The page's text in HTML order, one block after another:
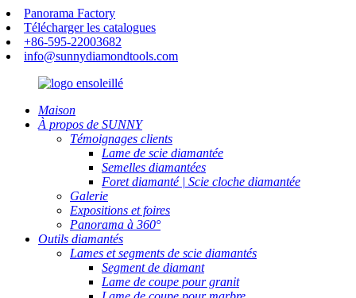
Panorama Factory
Télécharger les catalogues
+86-595-22003682
info@sunnydiamondtools.com
Maison
À propos de SUNNY
Témoignages clients
Lame de scie diamantée
Semelles diamantées
Foret diamanté | Scie cloche diamantée
Galerie
Expositions et foires
Panorama à 360°
Outils diamantés
Lames et segments de scie diamantés
Segment de diamant
Lame de coupe pour granit